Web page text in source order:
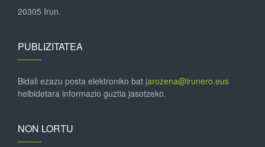
20305 Irun.
PUBLIZITATEA
Bidali ezazu posta elektroniko bat jarozena@irunero.eus
helbidetara informazio guztia jasotzeko.
NON LORTU